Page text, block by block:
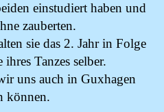
einstudiert haben und
zauberten.
sie das 2. Jahr in Folge
Tanzes selber.
uns auch in Guxhagen
können.